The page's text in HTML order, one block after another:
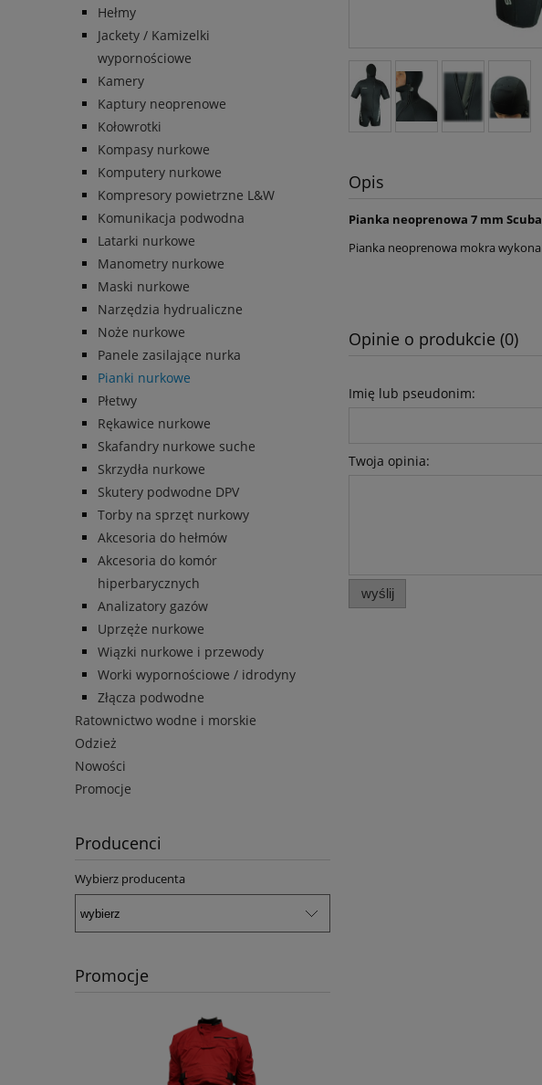
Hełmy
Jackety / Kamizelki
wypornościowe
Kamery
Kaptury neoprenowe
Kołowrotki
Kompasy nurkowe
Komputery nurkowe
Kompresory powietrzne L&W
Komunikacja podwodna
Latarki nurkowe
Manometry nurkowe
Maski nurkowe
Narzędzia hydrualiczne
Noże nurkowe
Panele zasilające nurka
Pianki nurkowe
Płetwy
Rękawice nurkowe
Skafandry nurkowe suche
Skrzydła nurkowe
Skutery podwodne DPV
Torby na sprzęt nurkowy
Akcesoria do hełmów
Akcesoria do komór
hiperbarycznych
Analizatory gazów
Uprzęże nurkowe
Wiązki nurkowe i przewody
Worki wypornościowe / idrodyny
Złącza podwodne
Ratownictwo wodne i morskie
Odzież
Nowości
Promocje
Producenci
Wybierz producenta
Promocje
Opis
Pianka neoprenowa 7 mm
Pianka neoprenowa mokra
Opinie o produkcie (0)
Imię lub pseudonim:
Twoja opinia:
wyślij